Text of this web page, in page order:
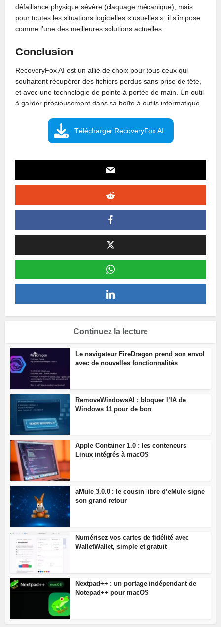
défaillance physique sévère (claquage mécanique), mais
pour toutes les situations logicielles « usuelles », il s’impose
comme l’une des meilleures solutions actuelles.
Conclusion
RecoveryFox AI est un allié de choix pour tous ceux qui
souhaitent récupérer des fichiers perdus sans prise de tête,
et avec une technologie de pointe à portée de main. Un outil
à garder précieusement dans sa boîte à outils informatique.
Télécharger RecoveryFox AI
Continuez la lecture
Le navigateur FireDragon prend son envol
avec de nouvelles fonctionnalités
RemoveWindowsAI : bloquer l’IA de
Windows 11 pour de bon
Apple Container 1.0 : les conteneurs
Linux intégrés à macOS
aMule 3.0.0 : le cousin libre d’eMule signe
son grand retour
Numérisez vos cartes de fidélité avec
WalletWallet, simple et gratuit
Nextpad++ : un portage indépendant de
Notepad++ pour macOS